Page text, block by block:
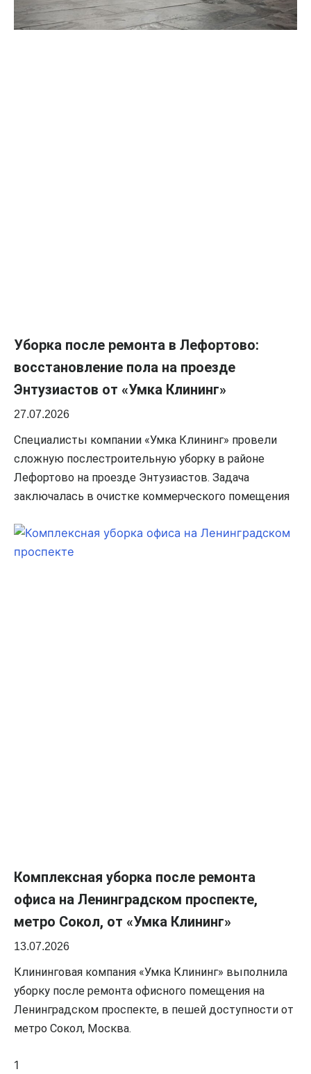
Уборка после ремонта в Лефортово:
восстановление пола на проезде
Энтузиастов от «Умка Клининг»
27.07.2026
Специалисты компании «Умка Клининг» провели
сложную послестроительную уборку в районе
Лефортово на проезде Энтузиастов. Задача
заключалась в очистке коммерческого помещения
Комплексная уборка после ремонта
офиса на Ленинградском проспекте,
метро Сокол, от «Умка Клининг»
13.07.2026
Клининговая компания «Умка Клининг» выполнила
уборку после ремонта офисного помещения на
Ленинградском проспекте, в пешей доступности от
метро Сокол, Москва.